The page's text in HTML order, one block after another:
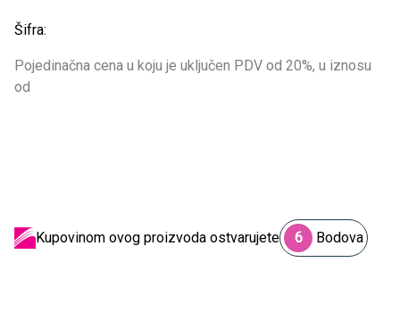
Šifra:
Pojedinačna cena u koju je uključen PDV od 20%, u iznosu
od
Kupovinom ovog proizvoda ostvarujete 6 Bodova